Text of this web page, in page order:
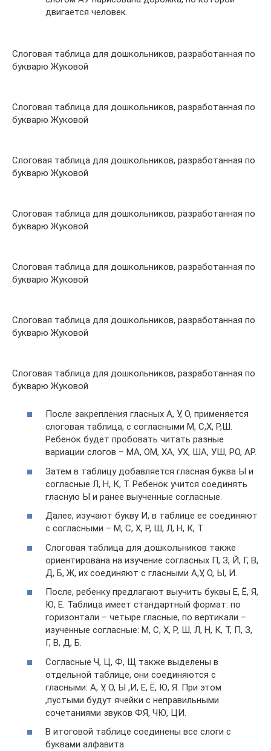
двигается человек.
Слоговая таблица для дошкольников, разработанная по
букварю Жуковой
Слоговая таблица для дошкольников, разработанная по
букварю Жуковой
Слоговая таблица для дошкольников, разработанная по
букварю Жуковой
Слоговая таблица для дошкольников, разработанная по
букварю Жуковой
Слоговая таблица для дошкольников, разработанная по
букварю Жуковой
Слоговая таблица для дошкольников, разработанная по
букварю Жуковой
Слоговая таблица для дошкольников, разработанная по
букварю Жуковой
После закрепления гласных А, У, О, применяется
слоговая таблица, с согласными М, С,Х, Р,Ш.
Ребенок будет пробовать читать разные
вариации слогов – МА, ОМ, ХА, УХ, ША, УШ, РО, АР.
Затем в таблицу добавляется гласная буква Ы и
согласные Л, Н, К, Т. Ребенок учится соединять
гласную Ы и ранее выученные согласные.
Далее, изучают букву И, в таблице ее соединяют
с согласными – М, С, Х, Р, Ш, Л, Н, К, Т.
Слоговая таблица для дошкольников также
ориентирована на изучение согласных П, З, Й, Г, В,
Д, Б, Ж, их соединяют с гласными А,У, О, Ы, И.
После, ребенку предлагают выучить буквы Е, Ё, Я,
Ю, Е. Таблица имеет стандартный формат: по
горизонтали – четыре гласные, по вертикали –
изученные согласные: М, С, Х, Р, Ш, Л, Н, К, Т, П, З,
Г, В, Д, Б.
Согласные Ч, Ц, Ф, Щ также выделены в
отдельной таблице, они соединяются с
гласными: А, У, О, Ы ,И, Е, Ё, Ю, Я. При этом
,пустыми будут ячейки с неправильными
сочетаниями звуков ФЯ, ЧЮ, ЦИ.
В итоговой таблице соединены все слоги с
буквами алфавита.